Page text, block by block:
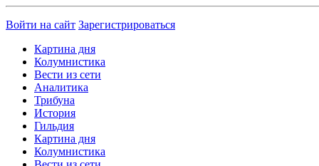
Войти на сайт Зарегистрироваться
Картина дня
Колумнистика
Вести из сети
Аналитика
Трибуна
История
Гильдия
Картина дня
Колумнистика